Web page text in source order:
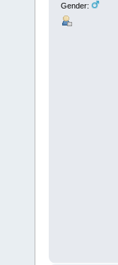
Gender: